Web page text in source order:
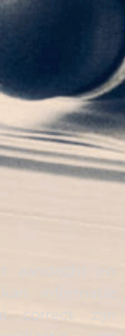
aandacht en
informatie
correct zijn